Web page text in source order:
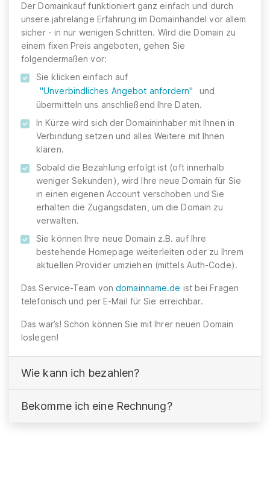
Der Domainkauf funktioniert ganz einfach und durch
unsere jahrelange Erfahrung im Domainhandel vor allem
sicher - in nur wenigen Schritten. Wird die Domain zu
einem fixen Preis angeboten, gehen Sie
folgendermaßen vor:
Sie klicken einfach auf
"Unverbindliches Angebot anfordern"
und
übermitteln uns anschließend Ihre Daten.
In Kürze wird sich der Domaininhaber mit Ihnen in
Verbindung setzen und alles Weitere mit Ihnen
klären.
Sobald die Bezahlung erfolgt ist (oft innerhalb
weniger Sekunden), wird Ihre neue Domain für Sie
in einen eigenen Account verschoben und Sie
erhalten die Zugangsdaten, um die Domain zu
verwalten.
Sie können Ihre neue Domain z.B. auf Ihre
bestehende Homepage weiterleiten oder zu Ihrem
aktuellen Provider umziehen (mittels Auth-Code).
Das Service-Team vondomainname.de ist bei Fragen
telefonisch und per E-Mail für Sie erreichbar.
Das war’s! Schon können Sie mit Ihrer neuen Domain
loslegen!
Wie kann ich bezahlen?
Bekomme ich eine Rechnung?